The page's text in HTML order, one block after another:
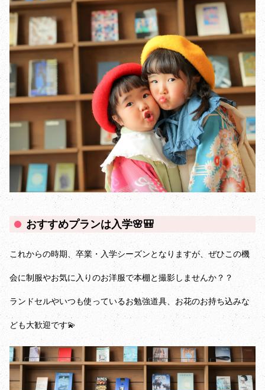
おすすめプランは入学🌸🎒
これからの時期、卒業・入学シーズンとなりますが、ぜひこの機
会に制服やお気に入りのお洋服で本棚と撮影しませんか？？
ランドセルやいつも使っているお勉強道具、お花のお持ち込みな
ども大歓迎です💫